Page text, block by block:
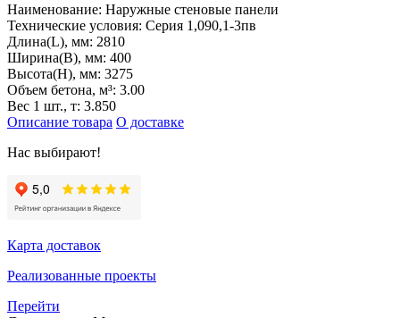
Наименование: Наружные стеновые панели
Технические условия: Серия 1,090,1-3пв
Длина(L), мм: 2810
Ширина(B), мм: 400
Высота(H), мм: 3275
Объем бетона, м³: 3.00
Вес 1 шт., т: 3.850
Описание товара О доставке
Нас выбирают!
Карта доставок
Реализованные проекты
Перейти